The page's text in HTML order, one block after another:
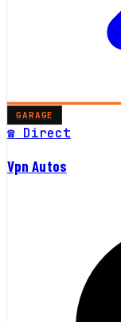
GARAGE
☎ Direct
Vpn Autos